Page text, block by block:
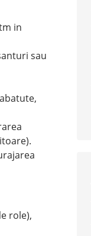
in
sau
role),